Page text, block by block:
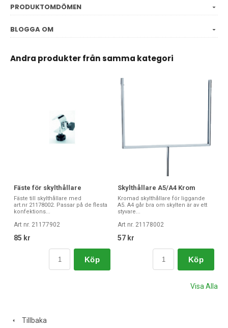
PRODUKTOMDÖMEN
BLOGGA OM
Andra produkter från samma kategori
Fäste för skylthållare
Fäste till skylthållare med
art.nr 21178002. Passar på de flesta
konfektions...
Art nr. 21177902
85 kr
Köp
Skylthållare A5/A4 Krom
Kromad skylthållare för liggande
A5. A4 går bra om skylten är av ett
styvare...
Art nr. 21178002
57 kr
Köp
Visa Alla
Tillbaka